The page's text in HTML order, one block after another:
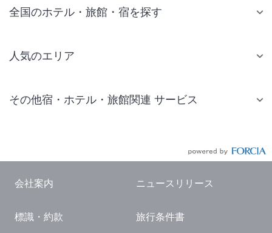
全国のホテル・旅館・宿を探す
人気のエリア
仙台 ホテル
東京ドーム ホテル
横浜 ホテル
その他宿・ホテル・旅館関連 サービス
国内観光ガイド
会社案内 ニュースリリース
標識・約款 旅行条件書